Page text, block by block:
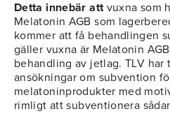
Detta innebär attvuxna som
Melatonin AGB som
kommer att få behandlingen
gäller vuxna är Melatonin
behandling av jetlag. TLV har
ansökningar om subvention
melatoninprodukter med
rimligt att subventionera